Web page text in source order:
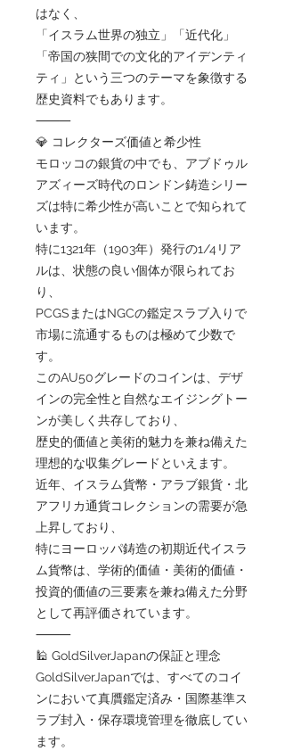
はなく、
「イスラム世界の独立」「近代化」
「帝国の狭間での文化的アイデンティ
ティ」という三つのテーマを象徴する
歴史資料でもあります。
⸻
💎 コレクターズ価値と希少性
モロッコの銀貨の中でも、アブドゥル
アズィーズ時代のロンドン鋳造シリー
ズは特に希少性が高いことで知られて
います。
特に1321年（1903年）発行の1/4リア
ルは、状態の良い個体が限られてお
り、
PCGSまたはNGCの鑑定スラブ入りで
市場に流通するものは極めて少数で
す。
このAU50グレードのコインは、デザ
インの完全性と自然なエイジングトー
ンが美しく共存しており、
歴史的価値と美術的魅力を兼ね備えた
理想的な収集グレードといえます。
近年、イスラム貨幣・アラブ銀貨・北
アフリカ通貨コレクションの需要が急
上昇しており、
特にヨーロッパ鋳造の初期近代イスラ
ム貨幣は、学術的価値・美術的価値・
投資的価値の三要素を兼ね備えた分野
として再評価されています。
⸻
🕌 GoldSilverJapanの保証と理念
GoldSilverJapanでは、すべてのコイ
ンにおいて真贋鑑定済み・国際基準ス
ラブ封入・保存環境管理を徹底してい
ます。